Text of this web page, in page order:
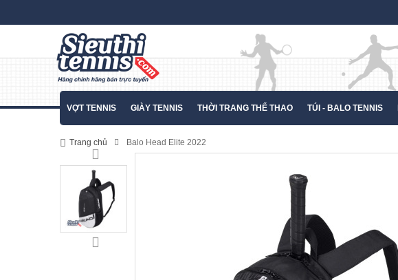
VỢT TENNIS GIÀY TENNIS THỜI TRANG THỂ THAO TÚI - BALO TENNIS
Trang chủ Balo Head Elite 2022